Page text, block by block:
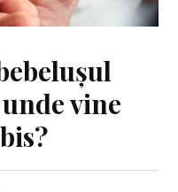
vine